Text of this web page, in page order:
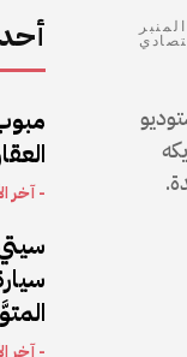
- آخر
- آخر
المنبر